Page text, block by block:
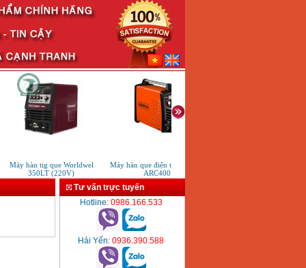
Máy hàn tig que Worldwel
350LT (220V)
Máy hàn que điện tử KenMax
ARC400
Tư vấn trực tuyến
Hotline: 0986.166.533
Hải Yến: 0936.390.588